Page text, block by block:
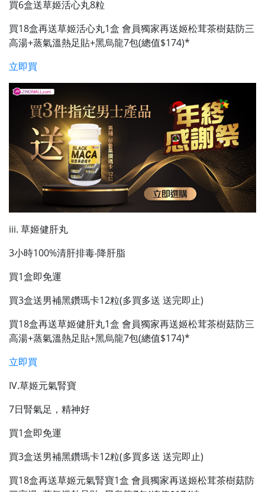
買6盒送草姬活心丸8粒
買18盒再送草姬活心丸1盒 會員獨家再送姬松茸茶樹菇防三
高湯+蒸氣溫熱足貼+黑烏龍7包(總值$174)*
立即買
iii. 草姬健肝丸
3小時100%清肝排毒‧降肝脂
買1盒即免運
買3盒送男補黑鑽瑪卡12粒(多買多送 送完即止)
買18盒再送草姬健肝丸1盒 會員獨家再送姬松茸茶樹菇防三
高湯+蒸氣溫熱足貼+黑烏龍7包(總值$174)*
立即買
IV.草姬元氣腎寶
7日腎氣足，精神好
買1盒即免運
買3盒送男補黑鑽瑪卡12粒(多買多送 送完即止)
買18盒再送草姬元氣腎寶1盒 會員獨家再送姬松茸茶樹菇防